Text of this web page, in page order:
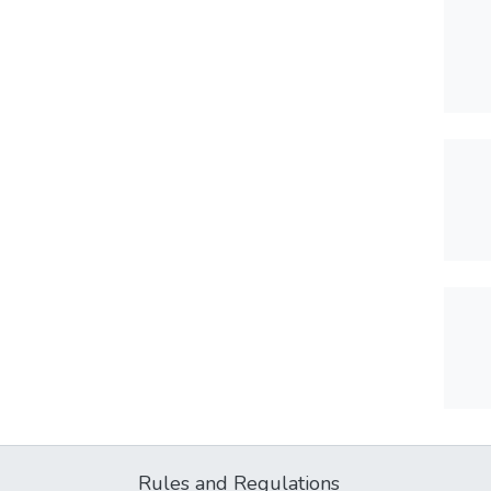
Rules and Regulations